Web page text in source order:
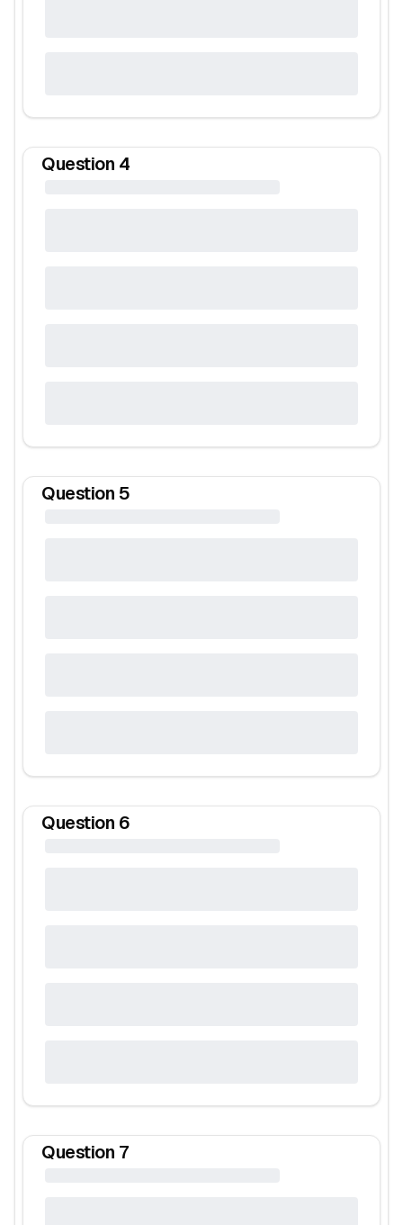
Question 4
Question 5
Question 6
Question 7